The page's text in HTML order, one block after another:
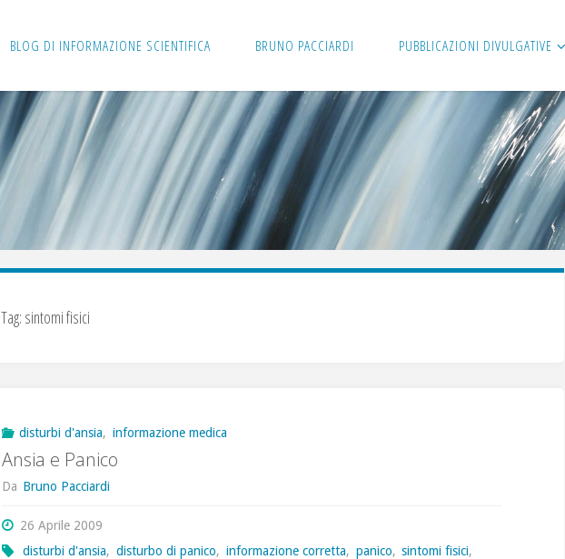
BLOG DI INFORMAZIONE SCIENTIFICA BRUNO PACCIARDI PUBBLICAZIONI DIVULGATIVE
Tag: sintomi fisici
disturbi d'ansia, informazione medica
Ansia e Panico
Da Bruno Pacciardi
26 Aprile 2009
disturbi d'ansia, disturbo di panico, informazione corretta, panico, sintomi fisici,